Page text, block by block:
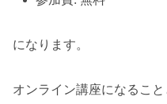
になります。
オンライン講座になるこ